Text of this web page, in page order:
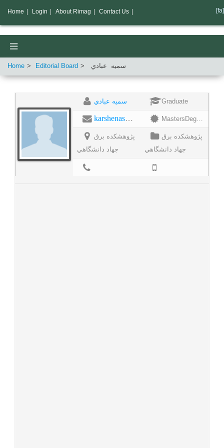
Home Editorial Board سميه عبادي
سميه عبادي Graduate
karshenas@ijece.org MastersDegree
جهاد دانشگاهي
جهاد دانشگاهي
Home Login About Rimag Contact Us [fa]